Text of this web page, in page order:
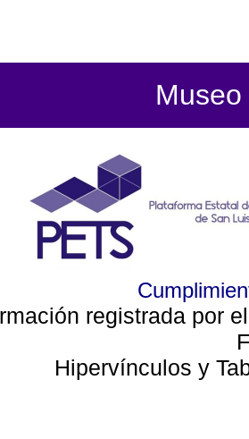
registrada por
Hipervínculos y